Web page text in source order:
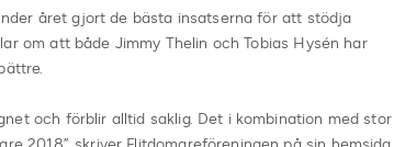
året gjort de bästa insatserna för att stödja
om att både Jimmy Thelin och Tobias Hysén har
och förblir alltid saklig. Det i kombination med stor